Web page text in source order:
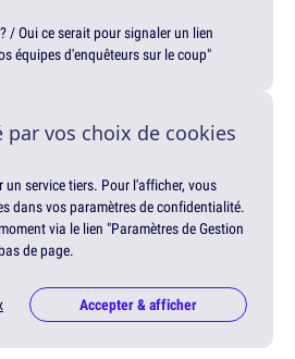
/ Oui ce serait pour signaler un lien
équipes d'enquêteurs sur le coup"
par vos choix de cookies
service tiers. Pour l'afficher, vous
dans vos paramètres de confidentialité.
via le lien "Paramètres de Gestion
de page.
Accepter & afficher